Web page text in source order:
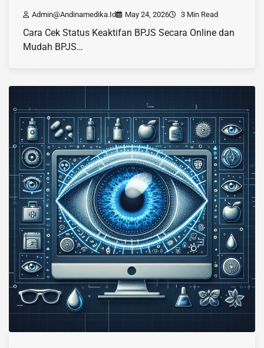
Admin@andinamedika.id May 24, 2026 3 Min Read
Cara Cek Status Keaktifan BPJS Secara Online dan
Mudah BPJS…